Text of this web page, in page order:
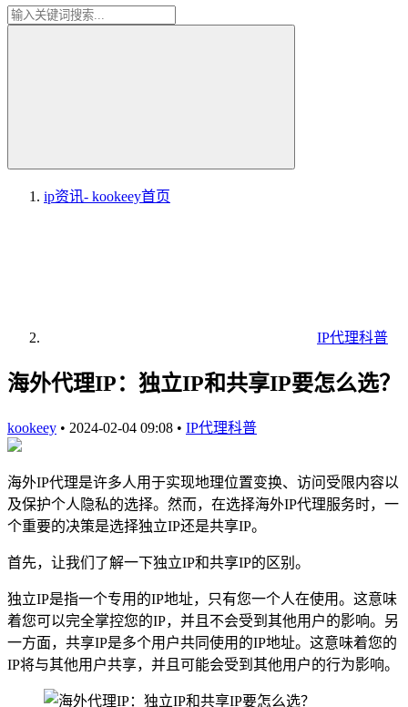
ip资讯- kookeey首页
IP代理科普
海外代理IP：独立IP和共享IP要怎么选？
kookeey • 2024-02-04 09:08 • IP代理科普
海外IP代理是许多人用于实现地理位置变换、访问受限内容以
及保护个人隐私的选择。然而，在选择海外IP代理服务时，一
个重要的决策是选择独立IP还是共享IP。
首先，让我们了解一下独立IP和共享IP的区别。
独立IP是指一个专用的IP地址，只有您一个人在使用。这意味
着您可以完全掌控您的IP，并且不会受到其他用户的影响。另
一方面，共享IP是多个用户共同使用的IP地址。这意味着您的
IP将与其他用户共享，并且可能会受到其他用户的行为影响。